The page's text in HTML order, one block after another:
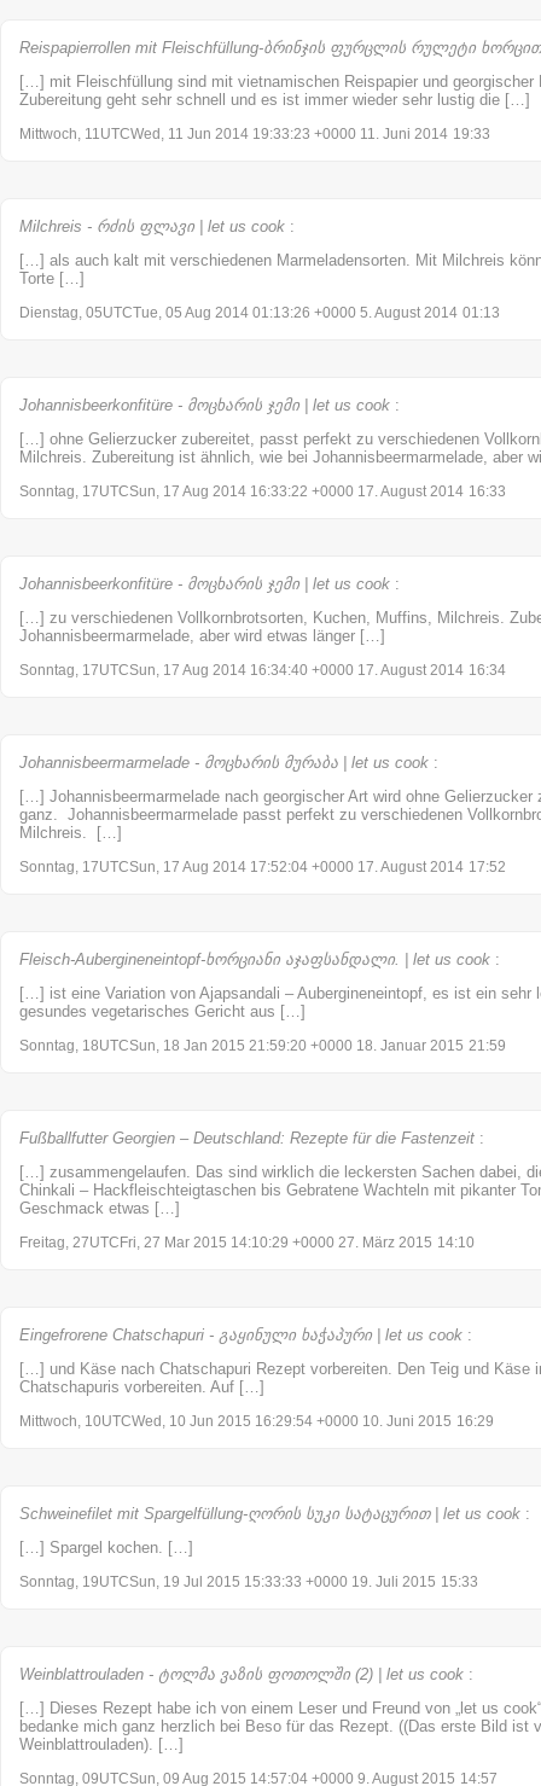
Reispapierrollen mit Fleischfüllung-ბრინჯის ფურცლის რულეტი
[…] mit Fleischfüllung sind mit vietnamischen Reispapier und georgischer
Zubereitung geht sehr schnell und es ist immer wieder sehr lustig die […]
Mittwoch, 11UTCWed, 11 Jun 2014 19:33:23 +0000 11. Juni 2014 19:33
Milchreis - რძის ფლავი | let us cook :
[…] als auch kalt mit verschiedenen Marmeladensorten. Mit Milchreis
Torte […]
Dienstag, 05UTCTue, 05 Aug 2014 01:13:26 +0000 5. August 2014 01:13
Johannisbeerkonfitüre - მოცხარის ჯემი | let us cook :
[…] ohne Gelierzucker zubereitet, passt perfekt zu verschiedenen
Milchreis. Zubereitung ist ähnlich, wie bei Johannisbeermarmelade, aber
Sonntag, 17UTCSun, 17 Aug 2014 16:33:22 +0000 17. August 2014 16:33
Johannisbeerkonfitüre - მოცხარის ჯემი | let us cook :
[…] zu verschiedenen Vollkornbrotsorten, Kuchen, Muffins, Milchreis.
Johannisbeermarmelade, aber wird etwas länger […]
Sonntag, 17UTCSun, 17 Aug 2014 16:34:40 +0000 17. August 2014 16:34
Johannisbeermarmelade - მოცხარის მურაბა | let us cook :
[…] Johannisbeermarmelade nach georgischer Art wird ohne Gelierzucker
ganz. Johannisbeermarmelade passt perfekt zu verschiedenen
Milchreis. […]
Sonntag, 17UTCSun, 17 Aug 2014 17:52:04 +0000 17. August 2014 17:52
Fleisch-Aubergineneintopf-ხორციანი აჯაფსანდალი. | let us cook :
[…] ist eine Variation von Ajapsandali – Aubergineneintopf, es ist ein sehr
gesundes vegetarisches Gericht aus […]
Sonntag, 18UTCSun, 18 Jan 2015 21:59:20 +0000 18. Januar 2015 21:59
Fußballfutter Georgien – Deutschland: Rezepte für die Fastenzeit :
[…] zusammengelaufen. Das sind wirklich die leckersten Sachen dabei,
Chinkali – Hackfleischteigtaschen bis Gebratene Wachteln mit pikanter
Geschmack etwas […]
Freitag, 27UTCFri, 27 Mar 2015 14:10:29 +0000 27. März 2015 14:10
Eingefrorene Chatschapuri - გაყინული ხაჭაპური | let us cook :
[…] und Käse nach Chatschapuri Rezept vorbereiten. Den Teig und Käse
Chatschapuris vorbereiten. Auf […]
Mittwoch, 10UTCWed, 10 Jun 2015 16:29:54 +0000 10. Juni 2015 16:29
Schweinefilet mit Spargelfüllung-ღორის სუკი სატაცურით | let us cook :
[…] Spargel kochen. […]
Sonntag, 19UTCSun, 19 Jul 2015 15:33:33 +0000 19. Juli 2015 15:33
Weinblattrouladen - ტოლმა ვაზის ფოთოლში (2) | let us cook :
[…] Dieses Rezept habe ich von einem Leser und Freund von „let us
bedanke mich ganz herzlich bei Beso für das Rezept. ((Das erste Bild ist
Weinblattrouladen). […]
Sonntag, 09UTCSun, 09 Aug 2015 14:57:04 +0000 9. August 2015 14:57